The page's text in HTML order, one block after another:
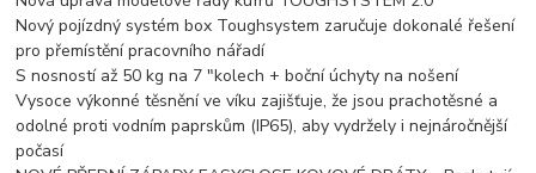
Nový pojízdný systém box Toughsystem zaručuje dokonalé řešení
pro přemístění pracovního nářadí
S nosností až 50 kg na 7 "kolech + boční úchyty na nošení
Vysoce výkonné těsnění ve víku zajišťuje, že jsou prachotěsné a
odolné proti vodním paprskům (IP65), aby vydržely i nejnáročnější
počasí